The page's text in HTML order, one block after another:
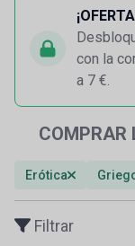
con la
a 7 €.
COMPRAR
Erótica
Filtrar